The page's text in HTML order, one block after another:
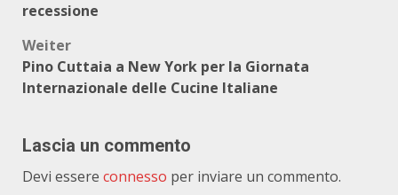
recessione
Weiter
Pino Cuttaia a New York per la Giornata
Internazionale delle Cucine Italiane
Lascia un commento
Devi essere connesso per inviare un commento.